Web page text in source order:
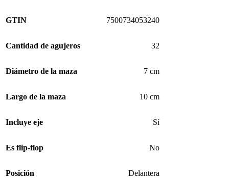
GTIN 7500734053240
Cantidad de agujeros 32
Diámetro de la maza 7 cm
Largo de la maza 10 cm
Incluye eje Sí
Es flip-flop No
Posición Delantera